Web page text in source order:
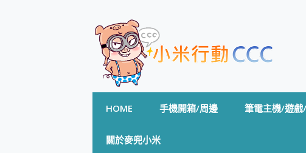
HOME 手機開箱/周邊 筆電主機/遊戲
關於麥兜小米